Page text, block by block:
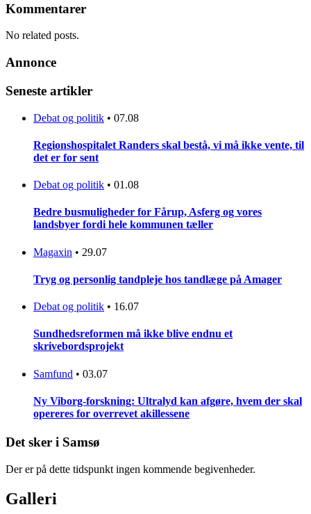
Kommentarer
No related posts.
Annonce
Seneste artikler
Debat og politik • 07.08
Regionshospitalet Randers skal bestå, vi må ikke vente, til
det er for sent
Debat og politik • 01.08
Bedre busmuligheder for Fårup, Asferg og vores
landsbyer fordi hele kommunen tæller
Magaxin • 29.07
Tryg og personlig tandpleje hos tandlæge på Amager
Debat og politik • 16.07
Sundhedsreformen må ikke blive endnu et
skrivebordsprojekt
Samfund • 03.07
Ny Viborg-forskning: Ultralyd kan afgøre, hvem der skal
opereres for overrevet akillessene
Det sker i Samsø
Der er på dette tidspunkt ingen kommende begivenheder.
Galleri